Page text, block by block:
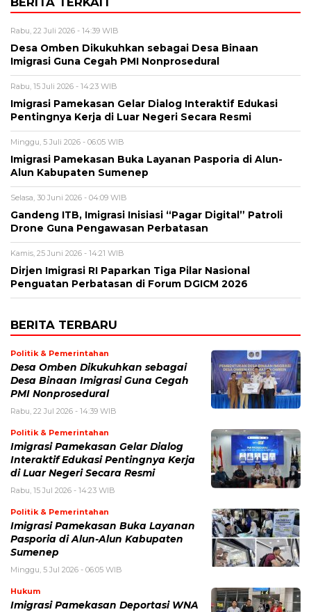
Rabu, 22 Juli 2026 - 14:39 WIB
Desa Omben Dikukuhkan sebagai Desa Binaan
Imigrasi Guna Cegah PMI Nonprosedural
Rabu, 15 Juli 2026 - 14:23 WIB
Imigrasi Pamekasan Gelar Dialog Interaktif Edukasi
Pentingnya Kerja di Luar Negeri Secara Resmi
Minggu, 5 Juli 2026 - 06:05 WIB
Imigrasi Pamekasan Buka Layanan Pasporia di Alun-
Alun Kabupaten Sumenep
Selasa, 30 Juni 2026 - 04:09 WIB
Gandeng ITB, Imigrasi Inisiasi “Pagar Digital” Patroli
Drone Guna Pengawasan Perbatasan
Kamis, 25 Juni 2026 - 14:21 WIB
Dirjen Imigrasi RI Paparkan Tiga Pilar Nasional
Penguatan Perbatasan di Forum DGICM 2026
BERITA TERBARU
Politik & Pemerintahan
Desa Omben Dikukuhkan sebagai
Desa Binaan Imigrasi Guna Cegah
PMI Nonprosedural
Rabu, 22 Jul 2026 - 14:39 WIB
Politik & Pemerintahan
Imigrasi Pamekasan Gelar Dialog
Interaktif Edukasi Pentingnya Kerja
di Luar Negeri Secara Resmi
Rabu, 15 Jul 2026 - 14:23 WIB
Politik & Pemerintahan
Imigrasi Pamekasan Buka Layanan
Pasporia di Alun-Alun Kabupaten
Sumenep
Minggu, 5 Jul 2026 - 06:05 WIB
Hukum
Imigrasi Pamekasan Deportasi WNA